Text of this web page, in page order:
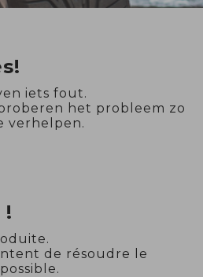
iets fout.
het probleem zo
verhelpen.
!
de résoudre le